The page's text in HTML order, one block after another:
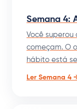
Semana 4:
Você superou
começam. O
hábito está
Ler Semana 4